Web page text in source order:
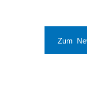
Zum